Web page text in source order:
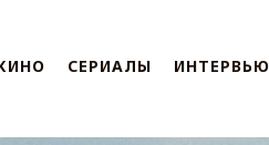
СЕРИАЛЫ ИНТЕРВЬЮ